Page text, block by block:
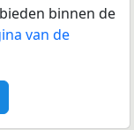
binnen de
van de